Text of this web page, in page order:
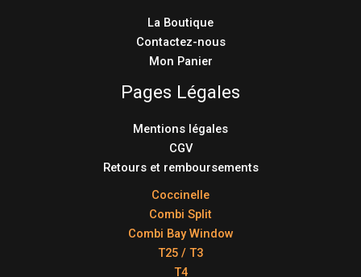
La Boutique
Contactez-nous
Mon Panier
Pages Légales
Mentions légales
CGV
Retours et remboursements
Coccinelle
Combi Split
Combi Bay Window
T25 / T3
T4